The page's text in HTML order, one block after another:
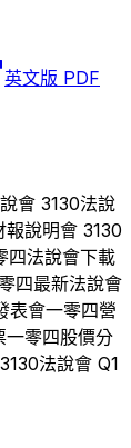
英文版 PDF
會 3130法說
報說明會 3130
四法說會下載
四最新法說會
表會一零四營
一零四股價分
3130法說會 Q1